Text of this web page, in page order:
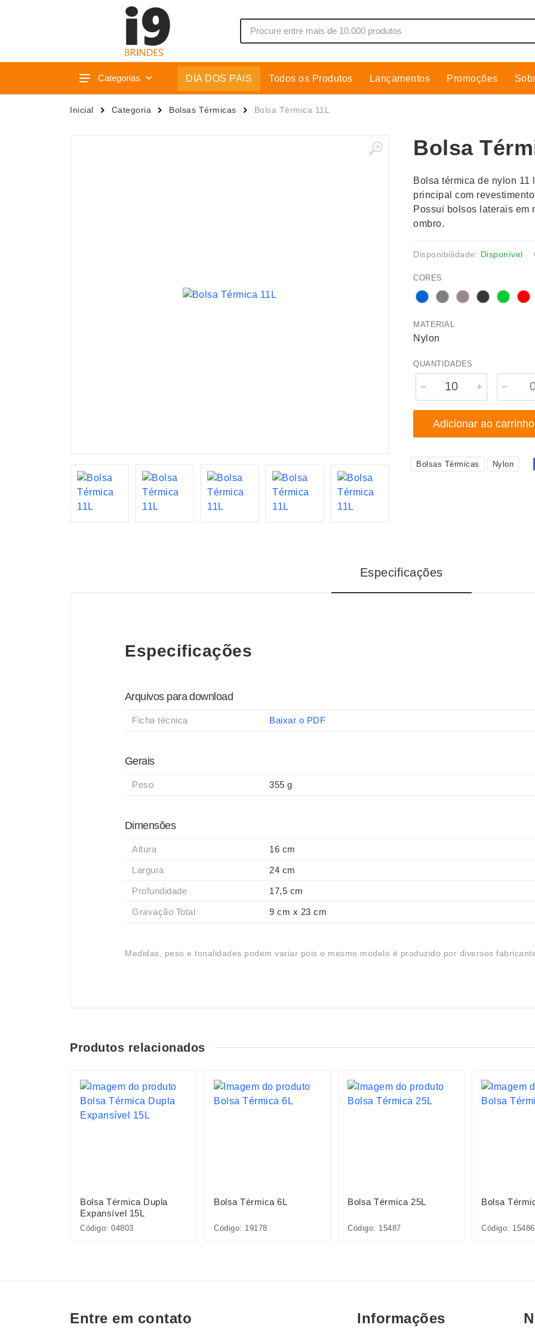
Categorias
Acessórios p/ Celular
Caixas de Som
Cooler
Cozinha
Cuidados Pessoais
Escritório
DIA DOS PAIS Todos os Produtos Lançamentos Promoções
Inicial Categoria Bolsas Térmicas Bolsa Térmica 11L
Bolsa
Bolsa térmica de nylon 11
principal com
Possui bolsos laterais em
ombro.
Disponibilidade: Disponível
CORES
MATERIAL
Nylon
QUANTIDADES
Adicionar ao carrinho
Bolsas Térmicas Nylon
Especificações
Especificações
Arquivos para download
Ficha técnica Baixar o PDF
Gerais
Peso 355 g
Dimensões
Altura 16 cm
Largura 24 cm
Profundidade 17,5 cm
Gravação Total 9 cm x 23 cm
Medidas, peso e tonalidades podem variar pois o mesmo modelo é produzido por diversos
Produtos relacionados
Bolsa Térmica Dupla
Expansível 15L
Código: 04803
Bolsa Térmica 6L
Código: 19178
Bolsa Térmica 25L
Código: 15487
Bolsa
Código: 15486
Entre em contato Informações